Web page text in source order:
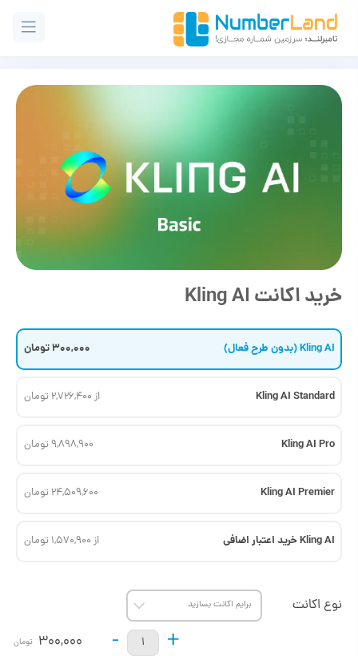
خرید اکانت Kling AI
Kling AI (بدون طرح فعال) 300,000 تومان
Kling AI Standard از 2,726,400 تومان
Kling AI Pro 9,898,900 تومان
Kling AI Premier 24,509,600 تومان
Kling AI خرید اعتبار اضافی از 1,570,900 تومان
نوع اکانت
+
-
300,000 تومان